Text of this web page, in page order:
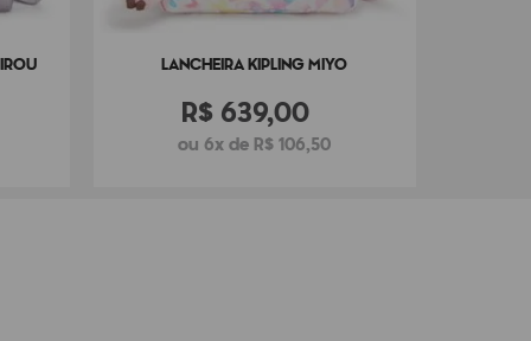
LANCHEIRA KIPLING MIYO
R$ 639,00
ou 6x de R$ 106,50